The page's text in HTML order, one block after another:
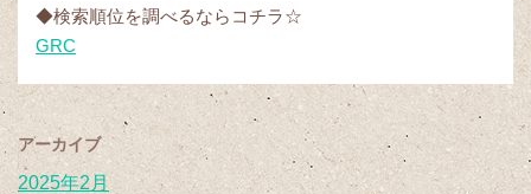
◆検索順位を調べるならコチラ☆
GRC
アーカイブ
2025年2月